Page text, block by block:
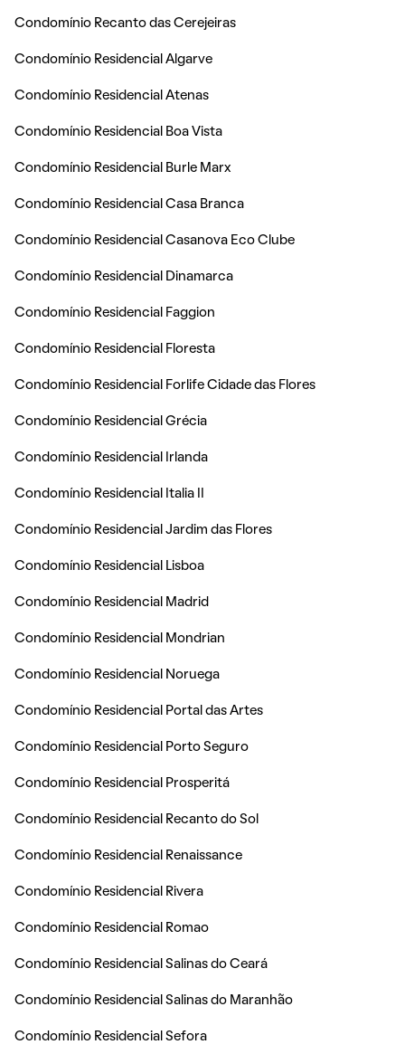
Condomínio Recanto das Cerejeiras
Condomínio Residencial Algarve
Condomínio Residencial Atenas
Condomínio Residencial Boa Vista
Condomínio Residencial Burle Marx
Condomínio Residencial Casa Branca
Condomínio Residencial Casanova Eco Clube
Condomínio Residencial Dinamarca
Condomínio Residencial Faggion
Condomínio Residencial Floresta
Condomínio Residencial Forlife Cidade das Flores
Condomínio Residencial Grécia
Condomínio Residencial Irlanda
Condomínio Residencial Italia II
Condomínio Residencial Jardim das Flores
Condomínio Residencial Lisboa
Condomínio Residencial Madrid
Condomínio Residencial Mondrian
Condomínio Residencial Noruega
Condomínio Residencial Portal das Artes
Condomínio Residencial Porto Seguro
Condomínio Residencial Prosperitá
Condomínio Residencial Recanto do Sol
Condomínio Residencial Renaissance
Condomínio Residencial Rivera
Condomínio Residencial Romao
Condomínio Residencial Salinas do Ceará
Condomínio Residencial Salinas do Maranhão
Condomínio Residencial Sefora